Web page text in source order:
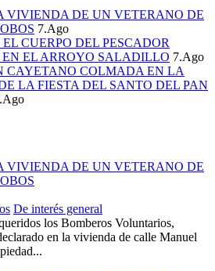
VIVIENDA DE UN VETERANO DE
7.Ago
CUERPO DEL PESCADOR
EN EL ARROYO SALADILLO 7.Ago
CAYETANO COLMADA EN LA
LA FIESTA DEL SANTO DEL PAN
VIVIENDA DE UN VETERANO DE
De interés general
los Bomberos Voluntarios,
en la vivienda de calle Manuel